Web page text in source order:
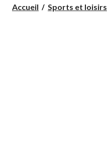
Accueil Sports et loisirs